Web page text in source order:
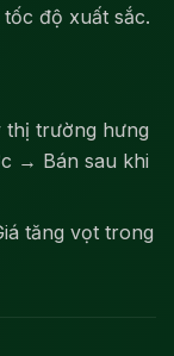
độ xuất sắc.
thị trường hưng
→ Bán sau khi
tăng vọt trong